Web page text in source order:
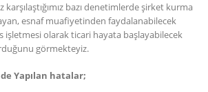
bazı denetimlerde şirket kurma
esnaf muafiyetinden faydalanabilecek
işletmesi olarak ticari hayata başlayabilecek
görmekteyiz.
Yapılan hatalar;